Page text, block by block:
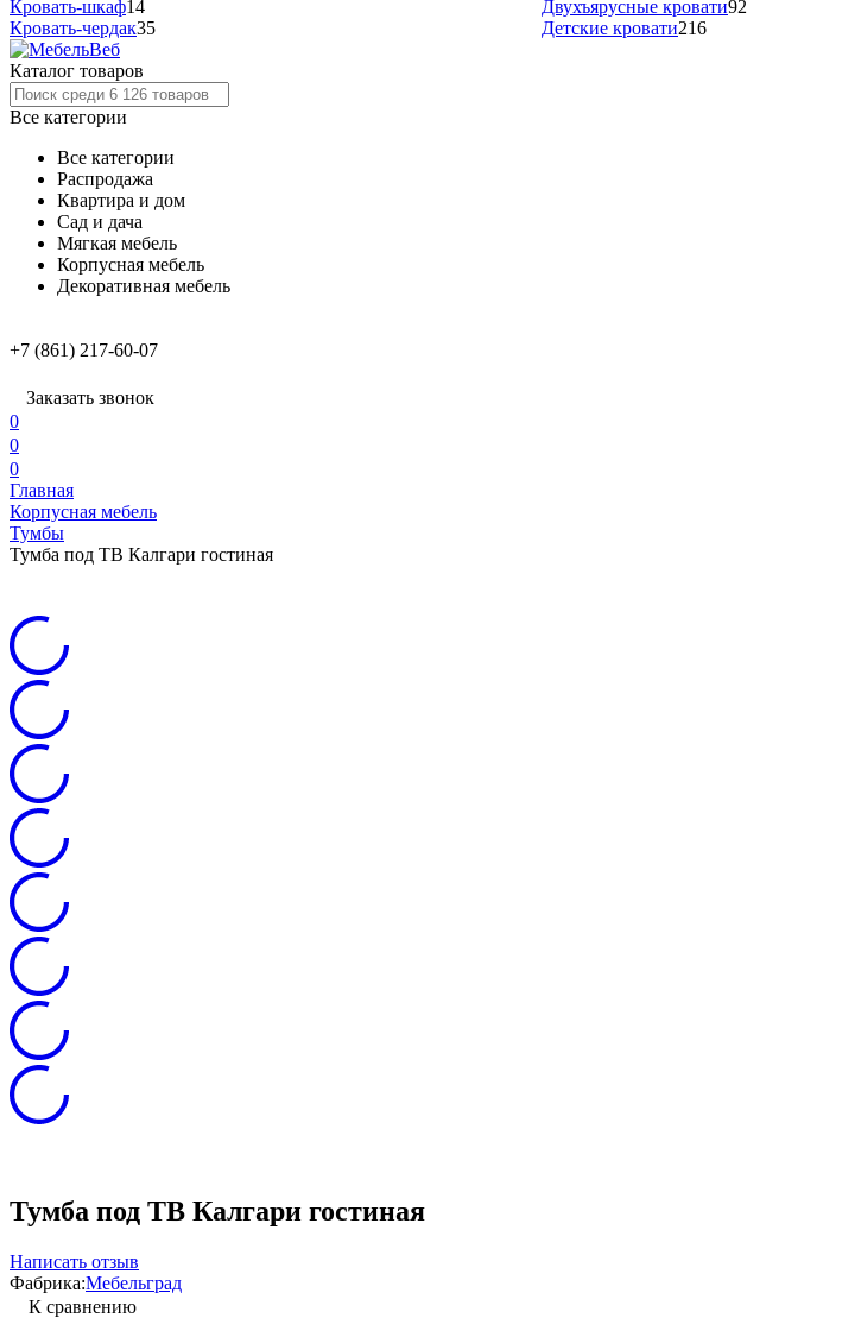
Кровать-шкаф14
Кровать-чердак35
Двухъярусные кровати92
Детские кровати216
Каталог товаров
Все категории
Все категории
Распродажа
Квартира и дом
Сад и дача
Мягкая мебель
Корпусная мебель
Декоративная мебель
+7 (861) 217-60-07
Заказать звонок
0
0
0
Главная
Корпусная мебель
Тумбы
Тумба под ТВ Калгари гостиная
Тумба под ТВ Калгари гостиная
Написать отзыв
Фабрика:Мебельград
К сравнению